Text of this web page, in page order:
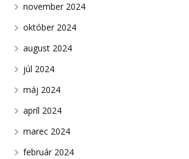
november 2024
október 2024
august 2024
júl 2024
máj 2024
apríl 2024
marec 2024
február 2024